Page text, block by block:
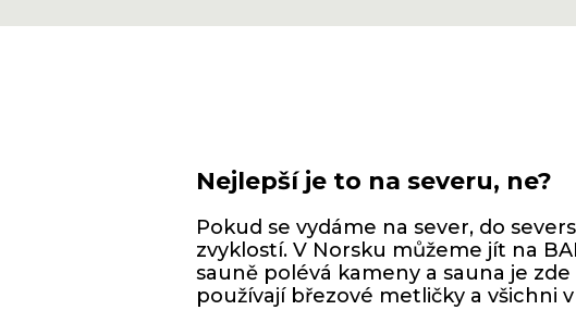
Nejlepší je to na severu, ne?
Pokud se vydáme na sever, do
zvyklostí. V Norsku můžeme jít na
sauně polévá kameny a sauna je
používají březové metličky a všichni